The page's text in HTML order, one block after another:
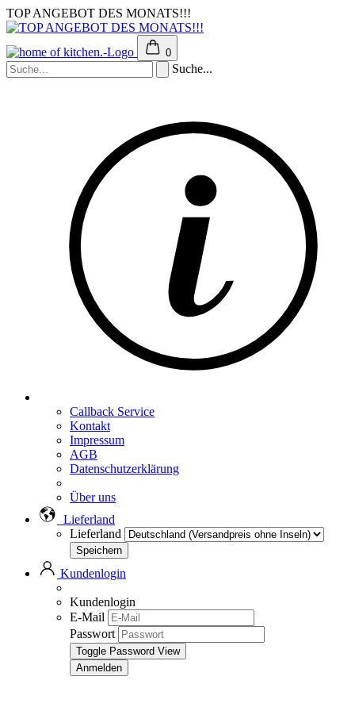
TOP ANGEBOT DES MONATS!!!
0
Suche...
Callback Service
Kontakt
Impressum
AGB
Datenschutzerklärung
Über uns
Lieferland
Lieferland
Kundenlogin
Kundenlogin
E-Mail
Passwort
Toggle Password View